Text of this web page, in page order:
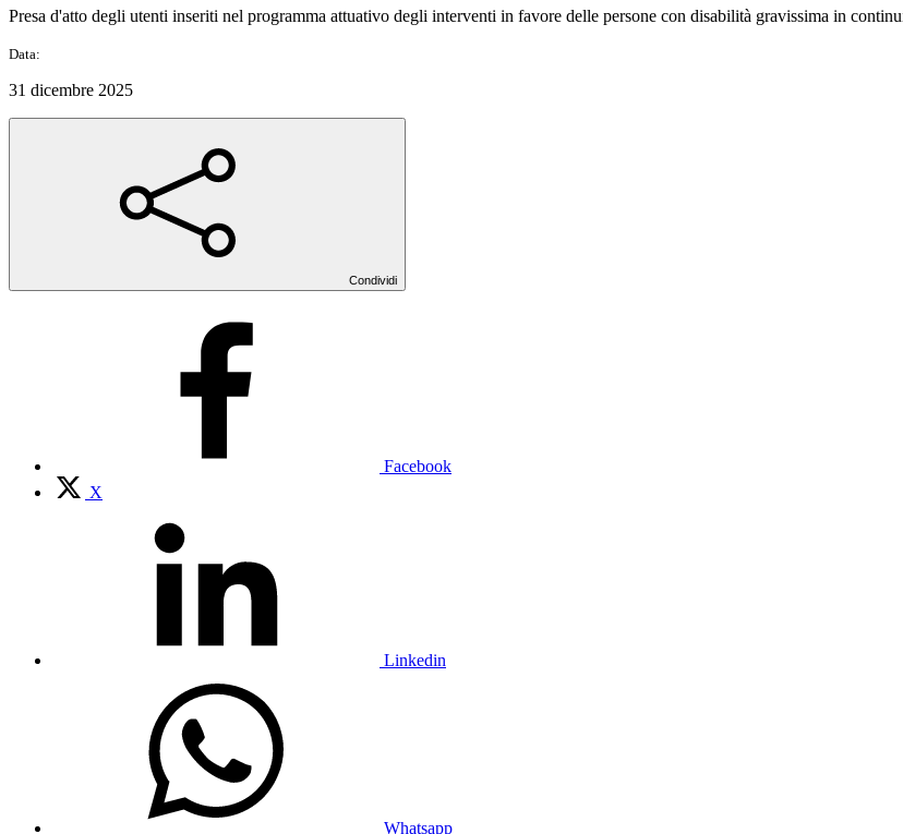
Presa d'atto degli utenti inseriti nel programma attuativo degli interventi in favore delle persone con disabilità gravissima in
Data:
31 dicembre 2025
Condividi
Facebook
X
Linkedin
Whatsapp